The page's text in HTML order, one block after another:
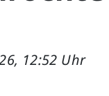
12:52 Uhr